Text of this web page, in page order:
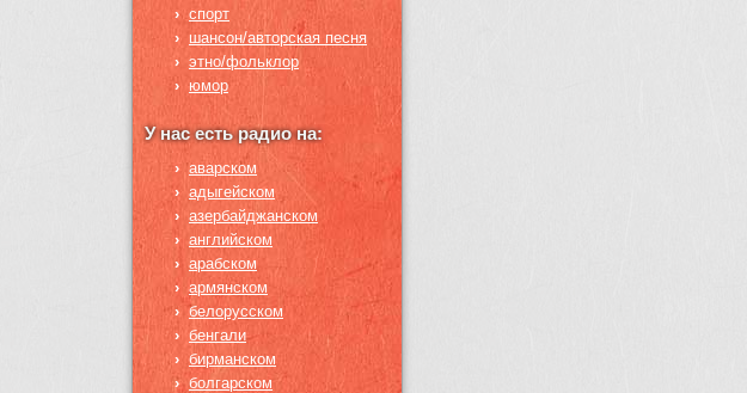
› спорт
› шансон/авторская песня
› этно/фольклор
› юмор
У нас есть радио на:
› аварском
› адыгейском
› азербайджанском
› английском
› арабском
› армянском
› белорусском
› бенгали
› бирманском
› болгарском